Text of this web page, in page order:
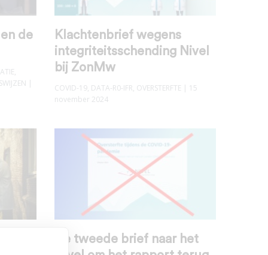
de
,
|
Klachtenbrief wegens
integriteitsschending Nivel
bij ZonMw
COVID-19, DATA-R0-IFR, OVERSTERFTE | 15
november 2024
De tweede brief naar het